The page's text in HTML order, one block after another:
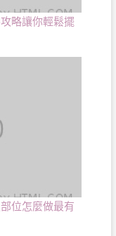
略讓你輕鬆擺
位怎麼做最有